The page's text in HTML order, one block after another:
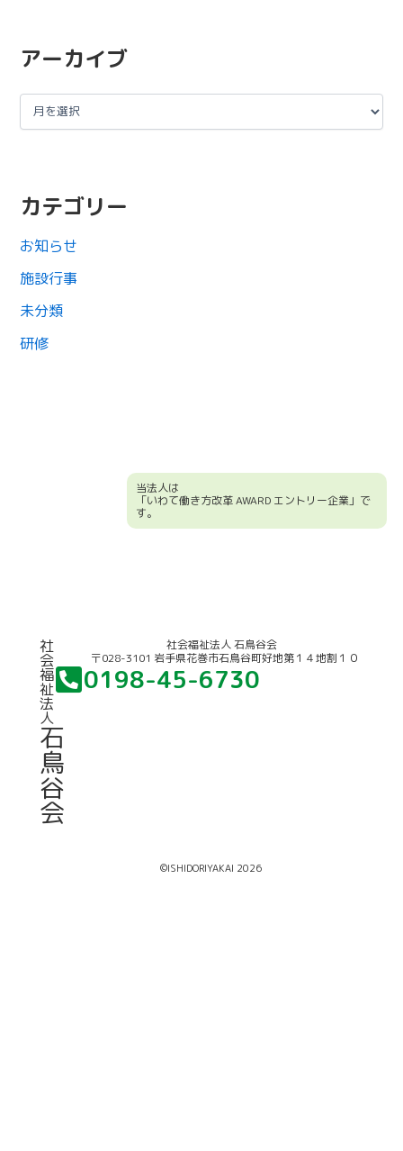
アーカイブ
カテゴリー
お知らせ
施設行事
未分類
研修
当法人は
「いわて働き方改革 AWARD エントリー企業」で
す。
社
会
福
祉
法
人
石
鳥
谷
会
社会福祉法人 石鳥谷会
〒028-3101 岩手県花巻市石鳥谷町好地第１４地割１０
0198-45-6730
©ISHIDORIYAKAI 2026